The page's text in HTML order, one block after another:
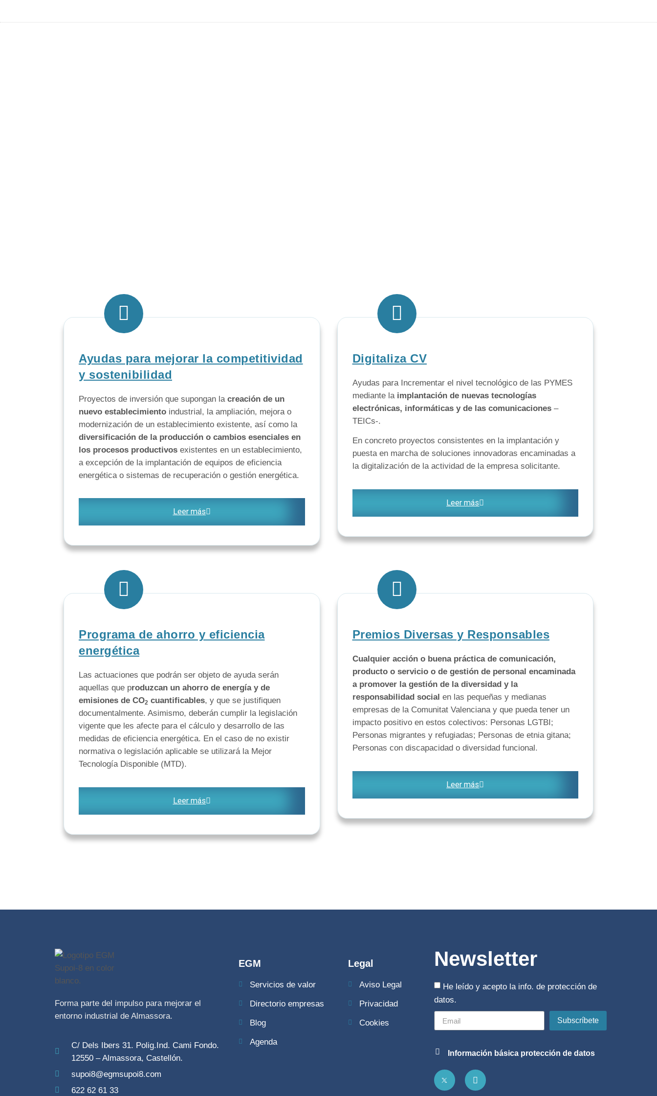
Ayudas para mejorar la competitividad
y sostenibilidad
Proyectos de inversión que supongan la creación de un
nuevo establecimiento industrial, la ampliación, mejora o
modernización de un establecimiento existente, así como la
diversificación de la producción o cambios esenciales en
los procesos productivos existentes en un establecimiento,
a excepción de la implantación de equipos de eficiencia
energética o sistemas de recuperación o gestión energética.
Leer más
Digitaliza CV
Ayudas para Incrementar el nivel tecnológico de las PYMES
mediante la implantación de nuevas tecnologías
electrónicas, informáticas y de las comunicaciones–
TEICs-.
En concreto proyectos consistentes en la implantación y
puesta en marcha de soluciones innovadoras encaminadas a
la digitalización de la actividad de la empresa solicitante.
Leer más
Programa de ahorro y eficiencia
energética
Las actuaciones que podrán ser objeto de ayuda serán
aquellas que produzcan un ahorro de energía y de
emisiones de CO2 cuantificables, y que se justifiquen
documentalmente. Asimismo, deberán cumplir la legislación
vigente que les afecte para el cálculo y desarrollo de las
medidas de eficiencia energética. En el caso de no existir
normativa o legislación aplicable se utilizará la Mejor
Tecnología Disponible (MTD).
Leer más
Premios Diversas y Responsables
Cualquier acción o buena práctica de comunicación,
producto o servicio o de gestión de personal encaminada
a promover la gestión de la diversidad y la
responsabilidad social en las pequeñas y medianas
empresas de la Comunitat Valenciana y que pueda tener un
impacto positivo en estos colectivos: Personas LGTBI;
Personas migrantes y refugiadas; Personas de etnia gitana;
Personas con discapacidad o diversidad funcional.
Leer más
Forma parte del impulso para mejorar el
entorno industrial de Almassora.
C/ Dels Ibers 31. Polig.Ind. Cami Fondo.
12550 – Almassora, Castellón.
supoi8@egmsupoi8.com
622 62 61 33
EGM
Servicios de valor
Directorio empresas
Blog
Agenda
Legal
Aviso Legal
Privacidad
Cookies
Newsletter
He leído y acepto la info. de protección de
datos.
Subscríbete
Información básica protección de datos